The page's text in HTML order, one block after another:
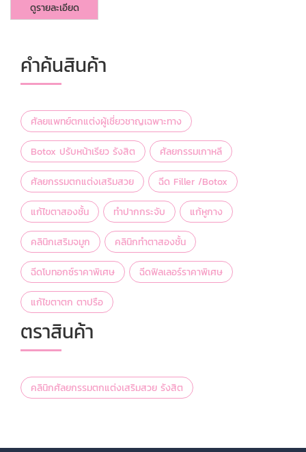
ดูรายละเอียด
คำค้นสินค้า
ศัลยแพทย์ตกแต่งผู้เชี่ยวชาญเฉพาะทาง
Botox ปรับหน้าเรียว รังสิต ศัลยกรรมเกาหลี
ศัลยกรรมตกแต่งเสริมสวย ฉีด Filler /Botox
แก้ไขตาสองชั้น ทำปากกระจับ แก้หูกาง
คลินิกเสริมจมูก คลินิกทำตาสองชั้น
ฉีดโบทอกซ์ราคาพิเศษ ฉีดฟิลเลอร์ราคาพิเศษ
แก้ไขตาตก ตาปรือ
ตราสินค้า
คลินิกศัลยกรรมตกแต่งเสริมสวย รังสิต